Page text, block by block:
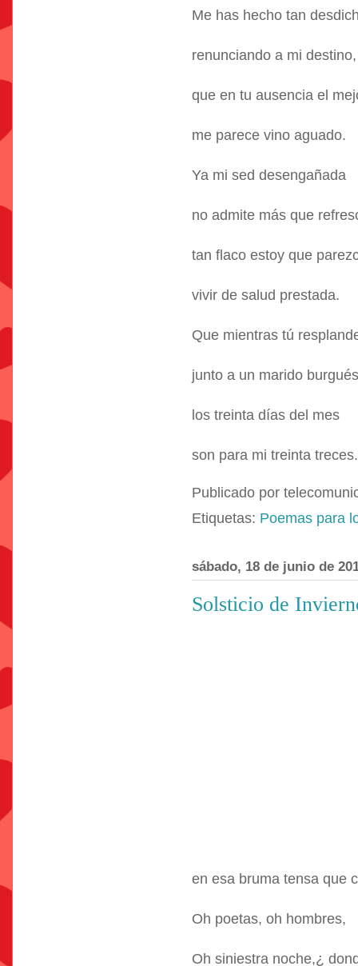
Me has hecho tan
renunciando a mi destino,
que en tu ausencia el
me parece vino aguado.
Ya mi sed desengañada
no admite más que
tan flaco estoy que
vivir de salud prestada.
Que mientras tú
junto a un marido
los treinta días del mes
son para mi treinta treces.
Publicado por
Etiquetas: Poemas para
sábado, 18 de junio de
Solsticio de
en esa bruma tensa que
Oh poetas, oh hombres,
Oh siniestra noche,¿